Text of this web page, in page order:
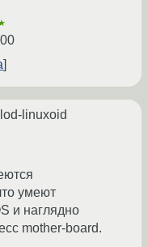
linuxoid
умеют
и наглядно
mother-board.